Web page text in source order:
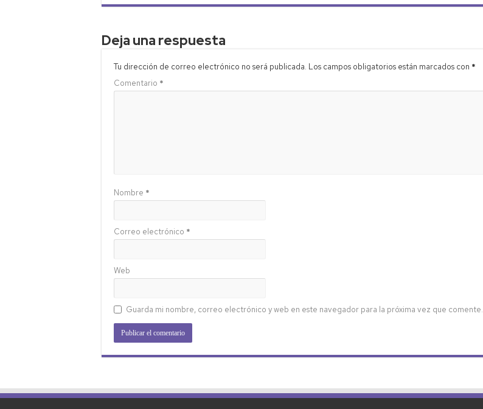
Deja una respuesta
Tu dirección de correo electrónico no será publicada. Los campos obligatorios están marcados con *
Comentario *
Nombre *
Correo electrónico *
Web
Guarda mi nombre, correo electrónico y web en este navegador para la próxima vez que comente.